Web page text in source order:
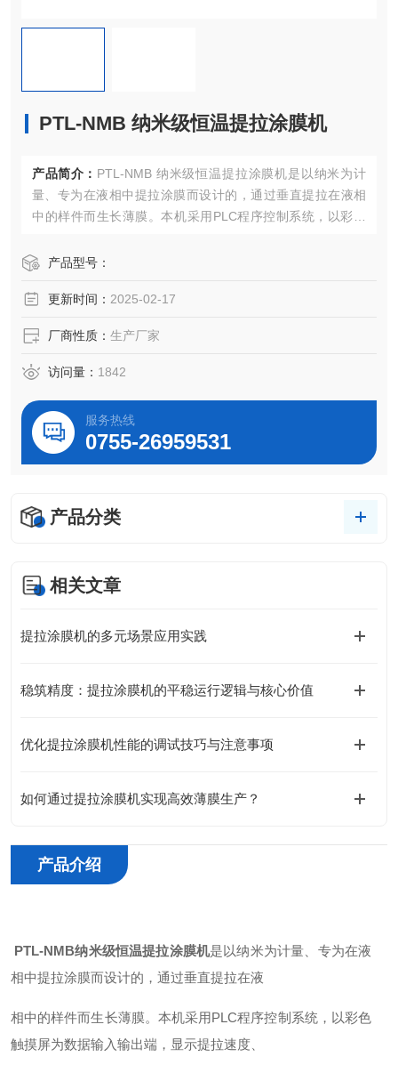
PTL-NMB 纳米级恒温提拉涂膜机
产品简介： PTL-NMB 纳米级恒温提拉涂膜机是以纳米为计
量、专为在液相中提拉涂膜而设计的，通过垂直提拉在液相
中的样件而生长薄膜。本机采用PLC程序控制系统，以彩色
往返次数、间隔时间等参数。
产品型号：
更新时间： 2025-02-17
厂商性质： 生产厂家
访问量： 1842
服务热线
0755-26959531
产品分类
相关文章
提拉涂膜机的多元场景应用实践
稳筑精度：提拉涂膜机的平稳运行逻辑与核心价值
优化提拉涂膜机性能的调试技巧与注意事项
如何通过提拉涂膜机实现高效薄膜生产？
产品介绍
PTL-NMB纳米级恒温提拉涂膜机是以纳米为计量、专为在液
相中提拉涂膜而设计的，通过垂直提拉在液
相中的样件而生长薄膜。本机采用PLC程序控制系统，以彩色
触摸屏为数据输入输出端，显示提拉速度、